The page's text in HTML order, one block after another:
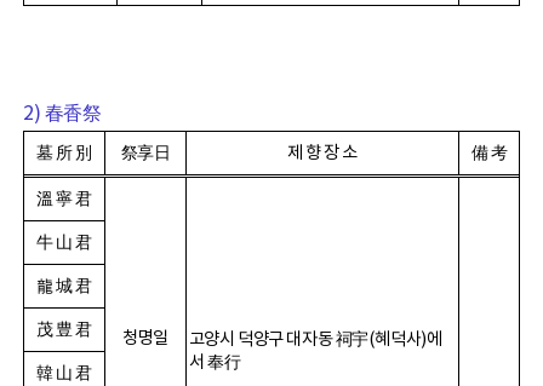
2) 春香祭
墓 所 別 祭享日 제 향 장 소 備 考
溫 寧 君
청명일 고양시 덕양구 대자동祠宇(혜덕사)에
서奉行
牛 山 君
龍 城 君
茂 豊 君
韓 山 君